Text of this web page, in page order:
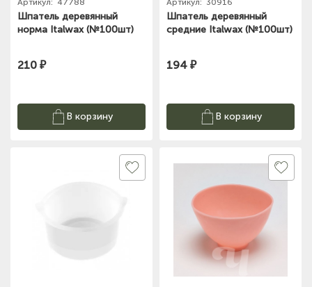
Артикул: 47788
Шпатель деревянный
норма Italwax (№100шт)
210 ₽
В корзину
Артикул: 30916
Шпатель деревянный
средние Italwax (№100шт)
194 ₽
В корзину